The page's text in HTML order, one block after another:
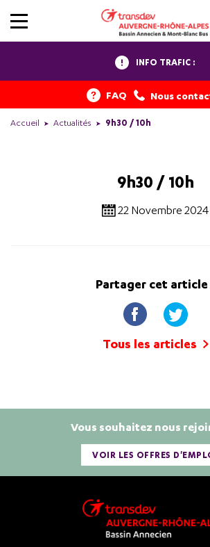
INFO TRAFIC :
FAQ Nous
Accueil Actualités 9h30 / 10h
9h30 / 10h
22 Novembre 2024
Partager cet article
Tous les articles
Vous souhaitez nous
VOIR LES OFFRES